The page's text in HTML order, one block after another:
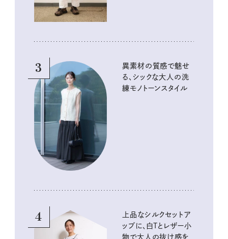
3
異素材の質感で魅せ
る、シックな大人の洗
練モノトーンスタイル
4
上品なシルクセットア
ップに、白Tとレザー小
物で大人の抜け感を